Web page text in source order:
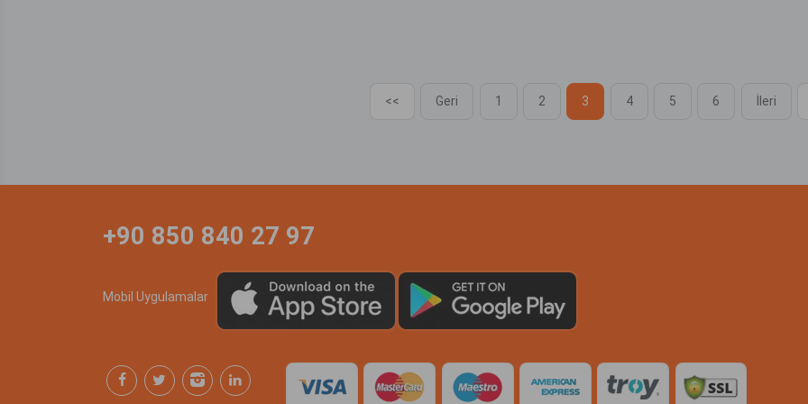
<< Geri 1 2 3 4 5 6 İleri
+90 850 840 27 97
Mobil Uygulamalar